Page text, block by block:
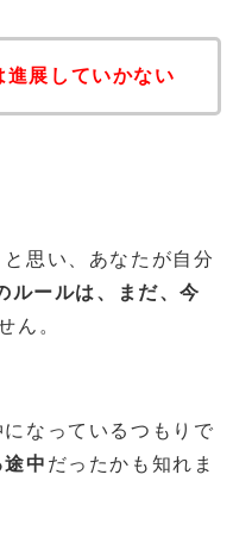
展していかない
思い、あなたが自分
ルールは、まだ、今
ん。
なっているつもりで
中 だったかも知れま